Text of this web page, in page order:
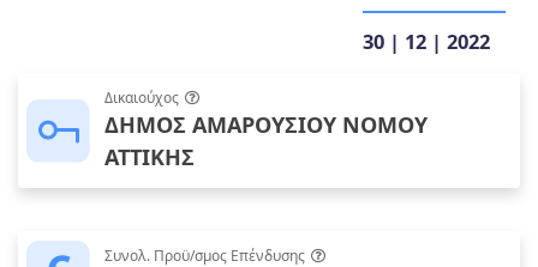
30 | 12 | 2022
Δικαιούχος
ΔΗΜΟΣ ΑΜΑΡΟΥΣΙΟΥ ΝΟΜΟΥ
ΑΤΤΙΚΗΣ
Συνολ. Προϋ/σμος Επένδυσης